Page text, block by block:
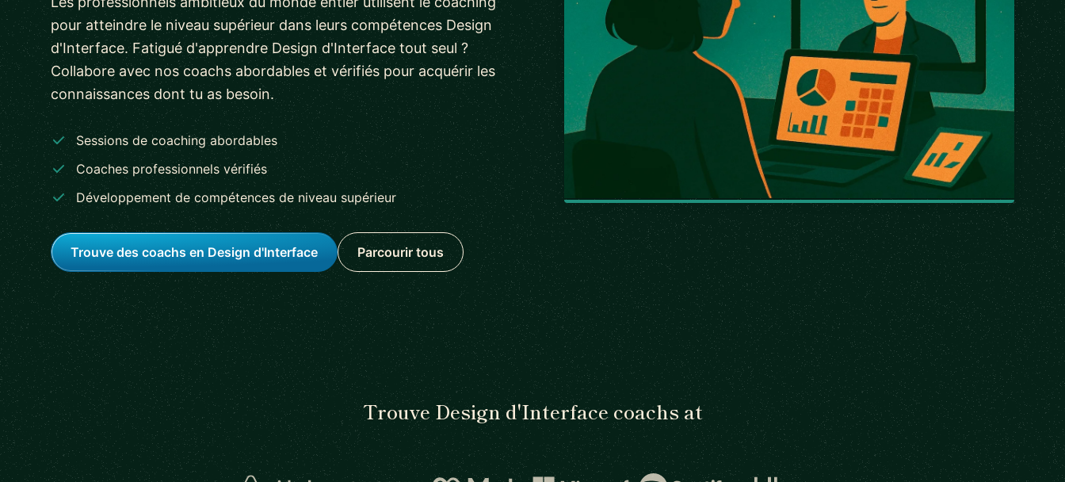
pour atteindre le niveau supérieur dans leurs compétences Design
d'Interface. Fatigué d'apprendre Design d'Interface tout seul ?
Collabore avec nos coachs abordables et vérifiés pour acquérir les
connaissances dont tu as besoin.
Sessions de coaching abordables
Coaches professionnels vérifiés
Développement de compétences de niveau supérieur
Trouve des coachs en Design d'Interface Parcourir tous
Trouve Design d'Interface coachs at